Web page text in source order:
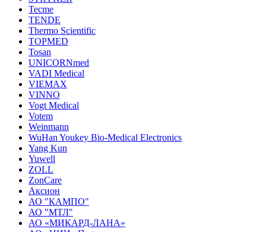
Tecme
TENDE
Thermo Scientific
TOPMED
Tosan
UNICORNmed
VADI Medical
VIEMAX
VINNO
Vogt Medical
Votem
Weinmann
WuHan Youkey Bio-Medical Electronics
Yang Kun
Yuwell
ZOLL
ZonCare
Аксион
АО "КАМПО"
АО "МТЛ"
АО «МИКАРД-ЛАНА»